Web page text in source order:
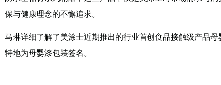
保与健康理念的不懈追求。
马琳详细了解了美涂士近期推出的行业首创食品接触级产品
特地为母婴漆包装签名。